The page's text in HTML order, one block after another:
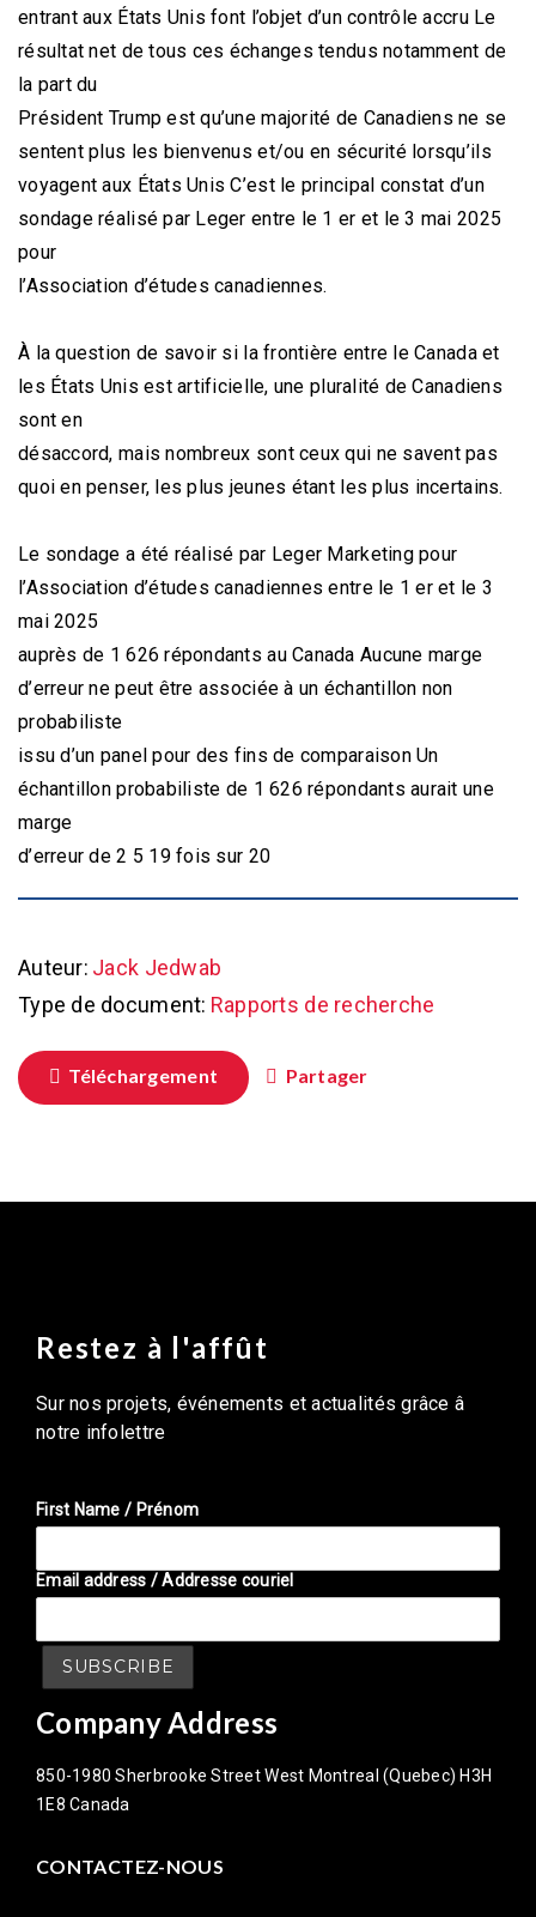
entrant aux États Unis font l’objet d’un contrôle accru Le
résultat net de tous ces échanges tendus notamment de
la part du
Président Trump est qu’une majorité de Canadiens ne se
sentent plus les bienvenus et/ou en sécurité lorsqu’ils
voyagent aux États Unis C’est le principal constat d’un
sondage réalisé par Leger entre le 1 er et le 3 mai 2025
pour
l’Association d’études canadiennes.
À la question de savoir si la frontière entre le Canada et
les États Unis est artificielle, une pluralité de Canadiens
sont en
désaccord, mais nombreux sont ceux qui ne savent pas
quoi en penser, les plus jeunes étant les plus incertains.
Le sondage a été réalisé par Leger Marketing pour
l’Association d’études canadiennes entre le 1 er et le 3
mai 2025
auprès de 1 626 répondants au Canada Aucune marge
d’erreur ne peut être associée à un échantillon non
probabiliste
issu d’un panel pour des fins de comparaison Un
échantillon probabiliste de 1 626 répondants aurait une
marge
d’erreur de 2 5 19 fois sur 20
Auteur: Jack Jedwab
Type de document: Rapports de recherche
Téléchargement Partager
Restez à l'affût
Sur nos projets, événements et actualités grâce â
notre infolettre
First Name / Prénom
Email address / Addresse couriel
Company Address
850-1980 Sherbrooke Street West Montreal (Quebec) H3H
1E8 Canada
CONTACTEZ-NOUS